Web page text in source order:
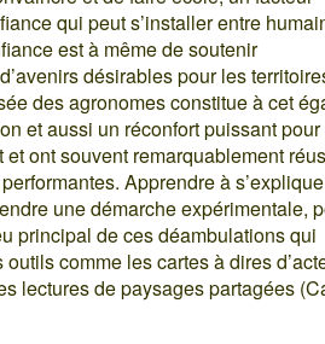
qui peut s’installer entre
est à même de soutenir
désirables pour les
des agronomes constitue à cet
et aussi un réconfort puissant pour
ont souvent remarquablement
Apprendre à
une démarche expérimentale,
principal de ces déambulations qui
comme les cartes à dires
lectures de paysages partagées